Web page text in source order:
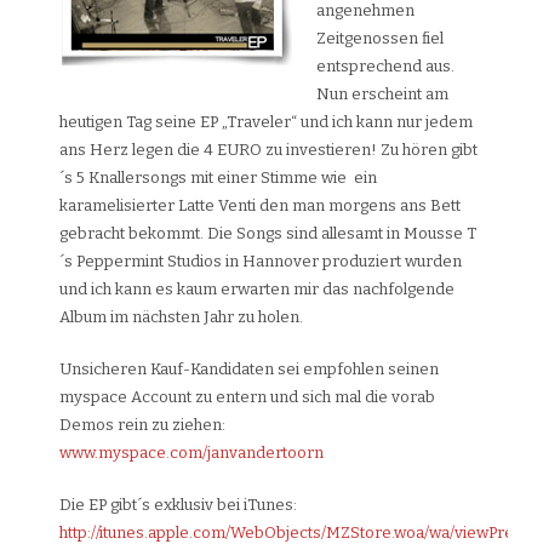
angenehmen
Zeitgenossen fiel
entsprechend aus.
Nun erscheint am
heutigen Tag seine EP „Traveler“ und ich kann nur jedem
ans Herz legen die 4 EURO zu investieren! Zu hören gibt
´s 5 Knallersongs mit einer Stimme wie ein
karamelisierter Latte Venti den man morgens ans Bett
gebracht bekommt. Die Songs sind allesamt in Mousse T
´s Peppermint Studios in Hannover produziert wurden
und ich kann es kaum erwarten mir das nachfolgende
Album im nächsten Jahr zu holen.
Unsicheren Kauf-Kandidaten sei empfohlen seinen
myspace Account zu entern und sich mal die vorab
Demos rein zu ziehen:
www.myspace.com/janvandertoorn
Die EP gibt´s exklusiv bei iTunes:
http://itunes.apple.com/WebObjects/MZStore.woa/wa/